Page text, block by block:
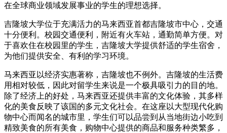
在全球商业领域发展事业的学生的理想选择。
吉隆坡大学位于充满活力的马来西亚首都吉隆坡市中心，交通
十分便利。校园交通便利，附近有火车站，通勤简单方便。对
于喜欢住在校园里的学生，吉隆坡大学提供舒适的学生宿舍，
为他们提供安全、有利的学习环境。
马来西亚以经济实惠著称，吉隆坡也不例外。吉隆坡的生活费
用相对较低，因此对留学生来说是一个极具吸引力的目的地。
除了经济上的好处，马来西亚还提供丰富的文化体验，其多样
化的美食反映了该国的多元文化社会。在这座以大型现代化购
物中心而闻名的城市里，学生们可以品尝到从当地街边小吃到
精致美食的所有美食，购物中心提供的商品和服务种类繁多，